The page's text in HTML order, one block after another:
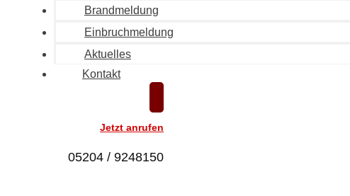
Brandmeldung
Einbruchmeldung
Aktuelles
Kontakt
Jetzt anrufen
05204 / 9248150